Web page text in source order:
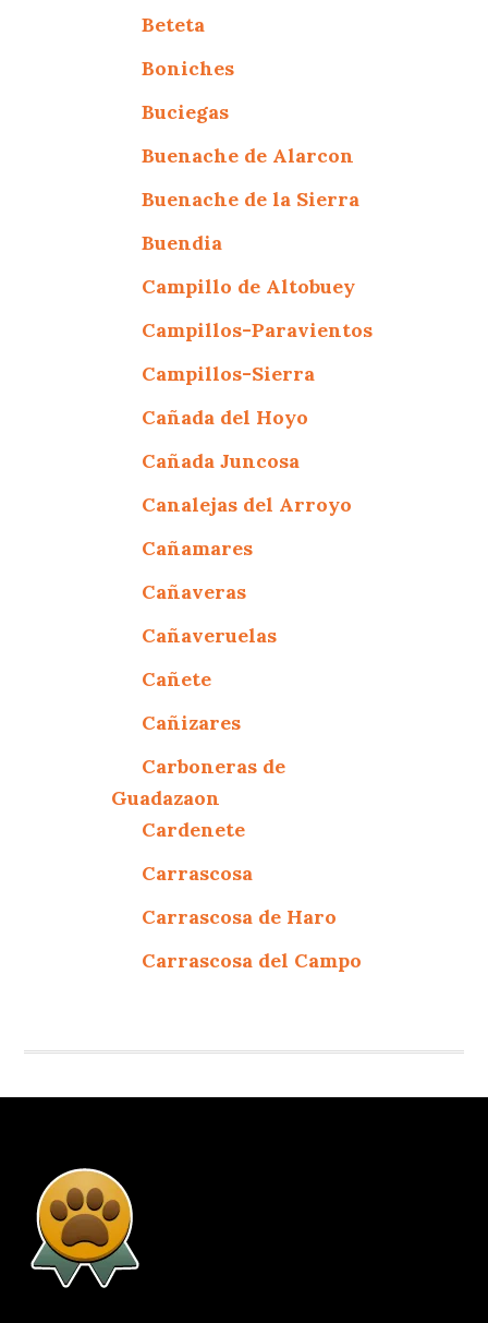
Beteta
Boniches
Buciegas
Buenache de Alarcon
Buenache de la Sierra
Buendia
Campillo de Altobuey
Campillos-Paravientos
Campillos-Sierra
Cañada del Hoyo
Cañada Juncosa
Canalejas del Arroyo
Cañamares
Cañaveras
Cañaveruelas
Cañete
Cañizares
Carboneras de
Guadazaon
Cardenete
Carrascosa
Carrascosa de Haro
Carrascosa del Campo